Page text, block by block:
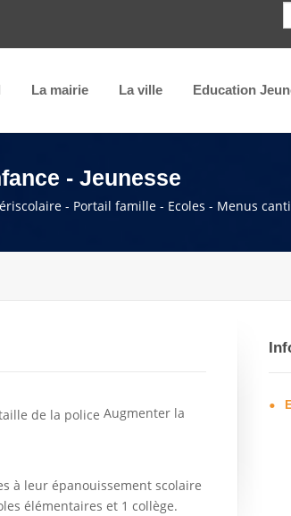
La mairie La ville Education
- Jeunesse
- Portail famille - Ecoles - Menus
Augmenter la
à leur épanouissement scolaire
élémentaires et 1 collège.